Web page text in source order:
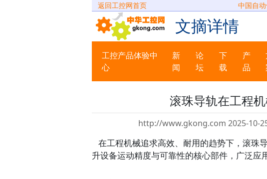
返回工控网首页 中国自
文摘详情
工控产品体验中
心
新
闻
论
坛
下
载
产
品
滚珠导轨在工程
http://www.gkong.com 2025-10-
在工程机械追求高效、耐用的趋势下，滚珠
升设备运动精度与可靠性的核心部件，广泛应